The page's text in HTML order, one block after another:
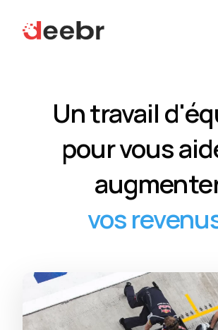
Un travail
pour vous
vos
À Propos
Ressources